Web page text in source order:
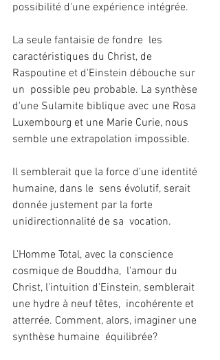
possibilité d'une expérience intégrée.
La seule fantaisie de fondre  les
caractéristiques du Christ, de
Raspoutine et d'Einstein débouche sur
un  possible peu probable. La synthèse
d'une Sulamite biblique avec une Rosa
Luxembourg et une Marie Curie, nous
semble une extrapolation impossible.
Il semblerait que la force d'une identité
humaine, dans le  sens évolutif, serait
donnée justement par la forte
unidirectionnalité de sa  vocation.
L'Homme Total, avec la conscience
cosmique de Bouddha,  l'amour du
Christ, l'intuition d'Einstein, semblerait
une hydre à neuf têtes,  incohérente et
atterrée. Comment, alors, imaginer une
synthèse humaine  équilibrée?